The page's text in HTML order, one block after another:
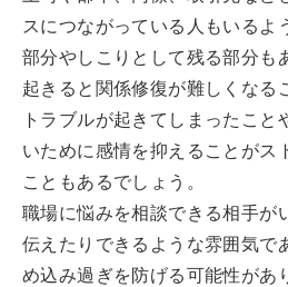
スにつながっている人もいるよ
部分やしこりとして残る部分も
起きると関係修復が難しくなる
トラブルが起きてしまったこと
いために感情を抑えることがス
こともあるでしょう。
職場に悩みを相談できる相手が
伝えたりできるような雰囲気で
め込み過ぎを防げる可能性があ